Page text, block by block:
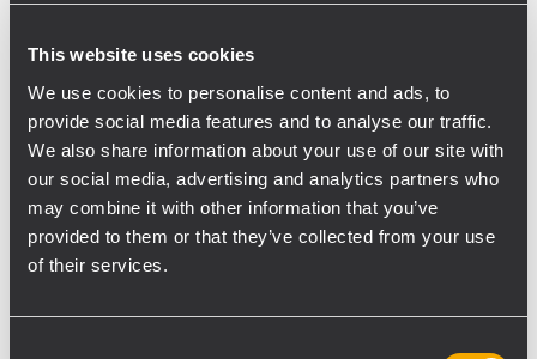
This website uses cookies
We use cookies to personalise content and ads, to
provide social media features and to analyse our traffic.
We also share information about your use of our site with
our social media, advertising and analytics partners who
may combine it with other information that you’ve
provided to them or that they’ve collected from your use
of their services.
wurden mit einem einzigen CM Motor mit
einer Tonne Tragkraft geflogen. Das
Dollysystem mit vier HDL 50-A bzw. HDL
30-A Modulen ermöglichte eine schnelle
und einfache Installation mit nur zwei
Riggern. Die zwanzig SUB 9006-AS wurden
an der Bühnenfront in zwei Reihen à zehn
Subwoofern installiert. Ihre Curved-End-